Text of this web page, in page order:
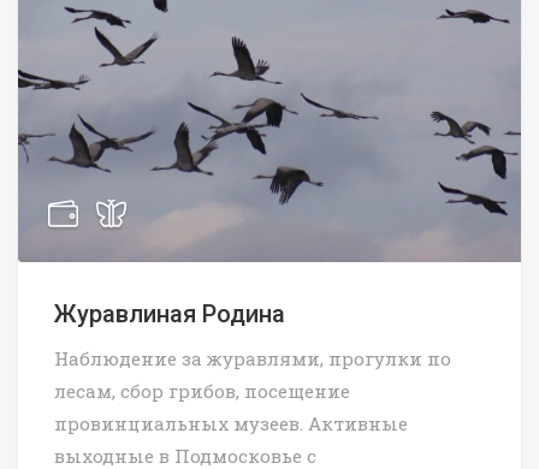
Журавлиная Родина
Наблюдение за журавлями, прогулки по
лесам, сбор грибов, посещение
провинциальных музеев. Активные
выходные в Подмосковье с